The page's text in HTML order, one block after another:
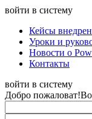
войти в систему
Кейсы
Уроки и
Новости о
Контакты
войти в систему
Добро пожаловат!